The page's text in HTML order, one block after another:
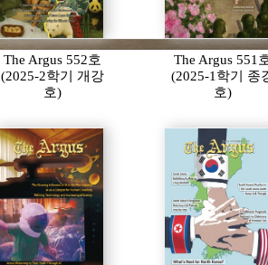
The Argus 552호
(2025-2학기 개강
호)
The Argus 551
(2025-1학기 종
호)